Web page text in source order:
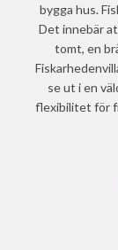
bygga hus.
Det innebär
tomt, en
se ut i en
flexibilitet för